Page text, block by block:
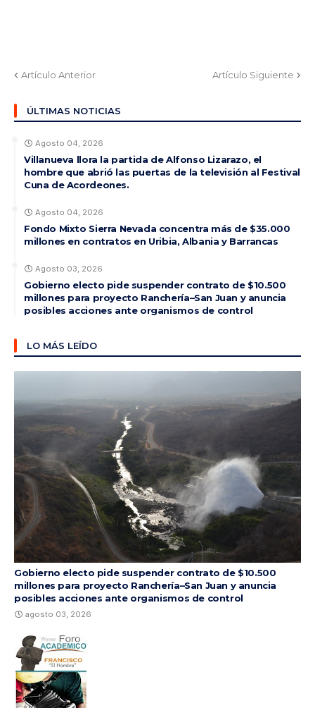
Artículo Anterior Artículo Siguiente
ÚLTIMAS NOTICIAS
Agosto 04, 2026
Villanueva llora la partida de Alfonso Lizarazo, el
hombre que abrió las puertas de la televisión al Festival
Cuna de Acordeones.
Agosto 04, 2026
Fondo Mixto Sierra Nevada concentra más de $35.000
millones en contratos en Uribia, Albania y Barrancas
Agosto 03, 2026
Gobierno electo pide suspender contrato de $10.500
millones para proyecto Ranchería–San Juan y anuncia
posibles acciones ante organismos de control
LO MÁS LEÍDO
Gobierno electo pide suspender contrato de $10.500
millones para proyecto Ranchería–San Juan y anuncia
posibles acciones ante organismos de control
agosto 03, 2026